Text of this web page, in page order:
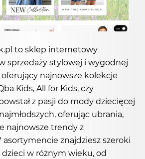
to sklep internetowy
sprzedaży stylowej i wygodnej
najnowsze kolekcje
Kids, All for Kids, czy
z pasji do mody dziecięcej
oferując ubrania,
najnowsze trendy z
asortymencie znajdziesz szeroki
w różnym wieku, od